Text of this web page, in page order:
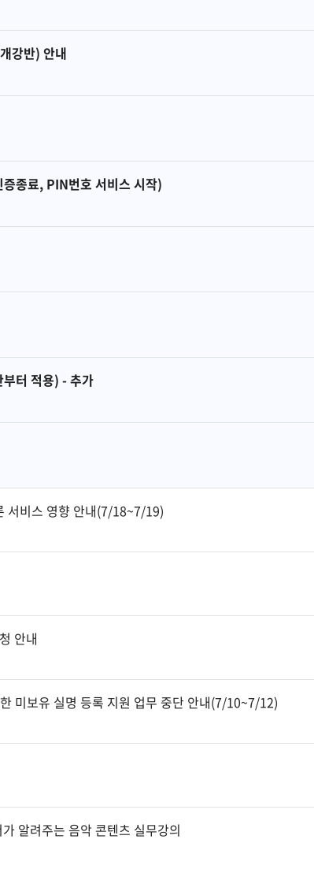
강반) 안내
종료, PIN번호 서비스 시작)
터 적용) - 추가
서비스 영향 안내(7/18~7/19)
안내
미보유 실명 등록 지원 업무 중단 안내(7/10~7/12)
알려주는 음악 콘텐츠 실무강의